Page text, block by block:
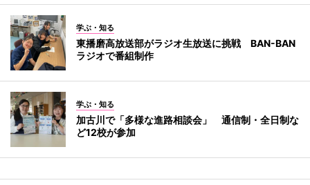
学ぶ・知る
東播磨高放送部がラジオ生放送に挑戦 BAN-BAN
ラジオで番組制作
学ぶ・知る
加古川で「多様な進路相談会」 通信制・全日制な
ど12校が参加